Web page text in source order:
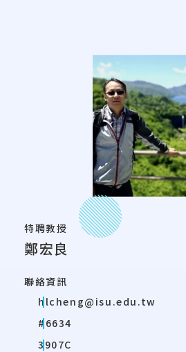
特聘教授
鄭宏良
聯絡資訊
hlcheng@isu.edu.tw
#6634
3907C